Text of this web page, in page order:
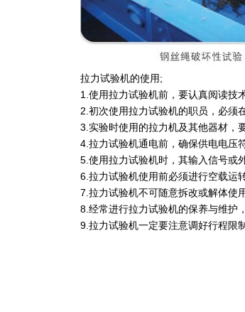
拉力试验机的使用;
1.使用拉力试验机前，要认真阅读技
2.初次使用拉力试验机的职员，必须
3.实验时使用的拉力机及其他器材，
4.拉力试验机通电前，确保供电电压
5.使用拉力试验机时，其输入信号或
6.拉力试验机使用前必须进行空载运
7.拉力试验机不可随意拆改或解体使用
8.经常进行拉力试验机的保养与维护
9.拉力试验机一定要注意调好行程限